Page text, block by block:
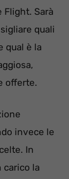
Flight. Sarà
quali
qual è la
offerte.
invece le
In
carico la